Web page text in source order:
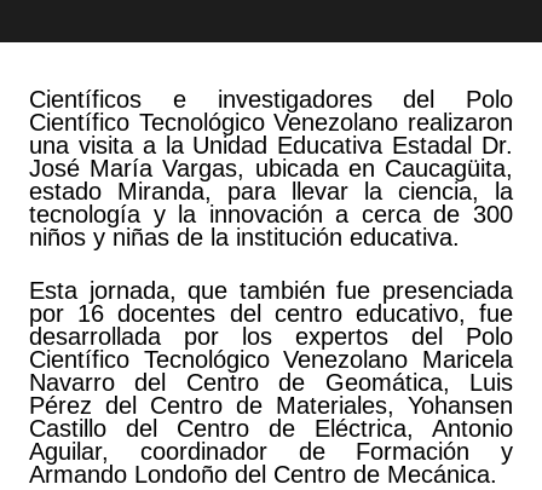
Científicos e investigadores del Polo
Científico Tecnológico Venezolano realizaron
una visita a la Unidad Educativa Estadal Dr.
José María Vargas, ubicada en Caucagüita,
estado Miranda, para llevar la ciencia, la
tecnología y la innovación a cerca de 300
niños y niñas de la institución educativa.
Esta jornada, que también fue presenciada
por 16 docentes del centro educativo, fue
desarrollada por los expertos del Polo
Científico Tecnológico Venezolano Maricela
Navarro del Centro de Geomática, Luis
Pérez del Centro de Materiales, Yohansen
Castillo del Centro de Eléctrica, Antonio
Aguilar, coordinador de Formación y
Armando Londoño del Centro de Mecánica.